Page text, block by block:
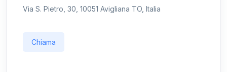
Via S. Pietro, 30, 10051 Avigliana TO, Italia
Chiama